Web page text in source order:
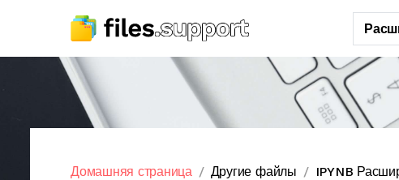
Домашняя страница Другие файлы IPYNB